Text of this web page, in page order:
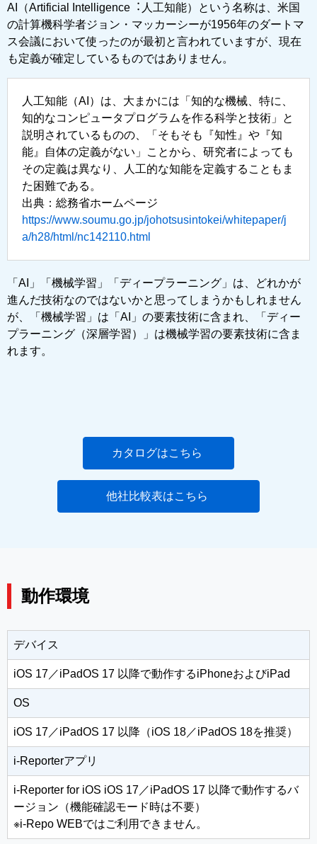
AI（Artificial Intelligence︓⼈⼯知能）という名称は、⽶国
の計算機科学者ジョン・マッカーシーが1956年のダートマ
ス会議において使ったのが最初と⾔われていますが、現在
も定義が確定しているものではありません。
人工知能（AI）は、大まかには「知的な機械、特に、
知的なコンピュータプログラムを作る科学と技術」と
説明されているものの、「そもそも『知性』や『知
能』自体の定義がない」ことから、研究者によっても
その定義は異なり、人工的な知能を定義することもま
た困難である。
出典：総務省ホームページ
https://www.soumu.go.jp/johotsusintokei/whitepaper/j
a/h28/html/nc142110.html
「AI」「機械学習」「ディープラーニング」は、どれかが
進んだ技術なのではないかと思ってしまうかもしれません
が、「機械学習」は「AI」の要素技術に含まれ、「ディー
プラーニング（深層学習）」は機械学習の要素技術に含ま
れます。
カタログはこちら
他社比較表はこちら
動作環境
デバイス
iOS 17／iPadOS 17 以降で動作するiPhoneおよびiPad
OS
iOS 17／iPadOS 17 以降（iOS 18／iPadOS 18を推奨）
i-Reporterアプリ
i-Reporter for iOS iOS 17／iPadOS 17 以降で動作するバ
ージョン（機能確認モード時は不要）
※i-Repo WEBではご利用できません。